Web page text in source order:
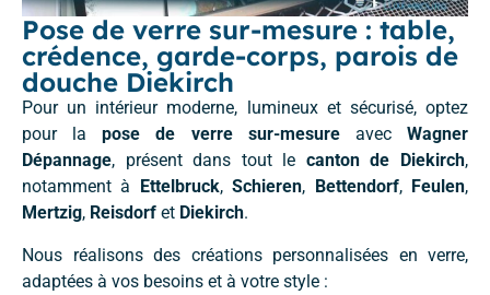
Pose de verre sur-mesure : table,
crédence, garde-corps, parois de
douche Diekirch
Pour un intérieur moderne, lumineux et sécurisé, optez
pour lapose de verre sur-mesureavecWagner
Dépannage, présent dans tout le canton de Diekirch,
notamment à
Ettelbruck,Schieren, Bettendorf, Feulen,
Mertzig, Reisdorf et Diekirch.
Nous réalisons des créations personnalisées en verre,
adaptées à vos besoins et à votre style :